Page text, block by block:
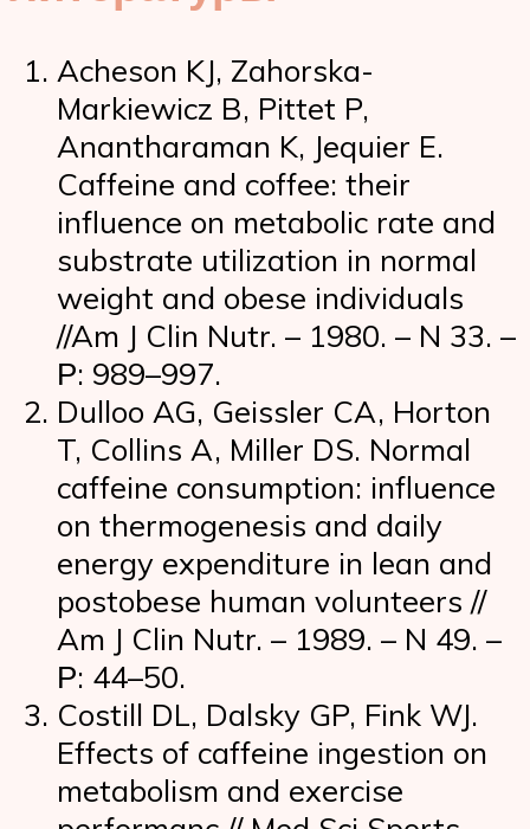
Acheson KJ, Zahorska-
Markiewicz B, Pittet P,
Anantharaman K, Jequier E.
Caffeine and coffee: their
influence on metabolic rate and
substrate utilization in normal
weight and obese individuals
//Am J Clin Nutr. – 1980. – N 33. –
Р: 989–997.
Dulloo AG, Geissler CA, Horton
T, Collins A, Miller DS. Normal
caffeine consumption: influence
on thermogenesis and daily
energy expenditure in lean and
postobese human volunteers //
Am J Clin Nutr. – 1989. – N 49. –
Р: 44–50.
Costill DL, Dalsky GP, Fink WJ.
Effects of caffeine ingestion on
metabolism and exercise